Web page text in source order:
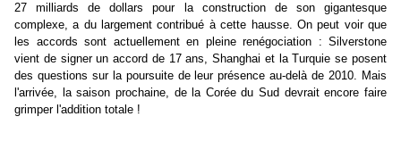
27 milliards de dollars pour la construction de son gigantesque
complexe, a du largement contribué à cette hausse. On peut voir que
les accords sont actuellement en pleine renégociation : Silverstone
vient de signer un accord de 17 ans, Shanghai et la Turquie se posent
des questions sur la poursuite de leur présence au-delà de 2010. Mais
l'arrivée, la saison prochaine, de la Corée du Sud devrait encore faire
grimper l'addition totale !